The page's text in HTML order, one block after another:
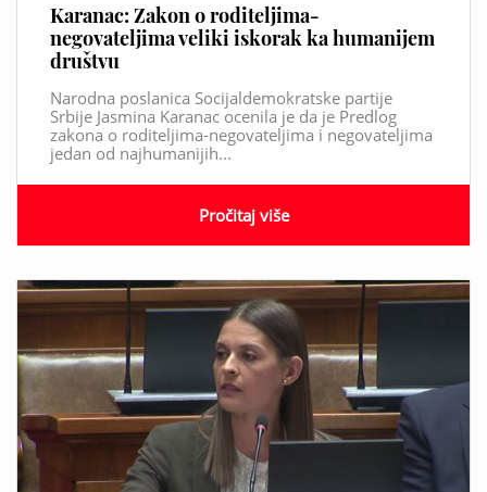
Karanac: Zakon o roditeljima-
negovateljima veliki iskorak ka humanijem
društvu
Narodna poslanica Socijaldemokratske partije
Srbije Jasmina Karanac ocenila je da je Predlog
zakona o roditeljima-negovateljima i negovateljima
jedan od najhumanijih...
Pročitaj više